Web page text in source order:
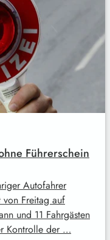
Führerschein
Autofahrer
Freitag auf
und 11 Fahrgästen
Kontrolle der …